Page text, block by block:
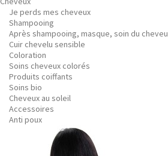
Je perds mes cheveux
Shampooing
Après shampooing, masque, soin du cheveu
Cuir chevelu sensible
Coloration
Soins cheveux colorés
Produits coiffants
Soins bio
Cheveux au soleil
Accessoires
Anti poux